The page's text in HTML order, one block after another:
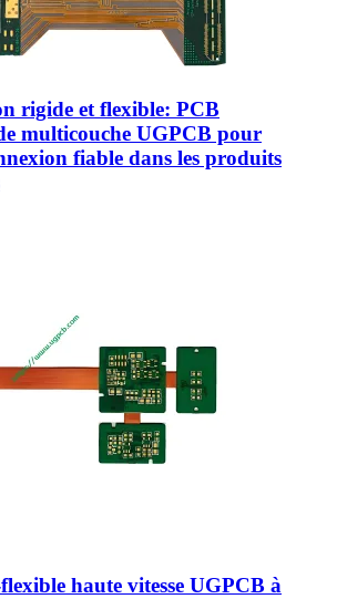
rigide et flexible: PCB
multicouche UGPCB pour
fiable dans les produits
haute vitesse UGPCB à